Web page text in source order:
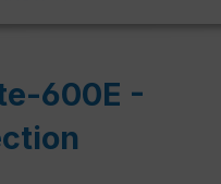
600E -